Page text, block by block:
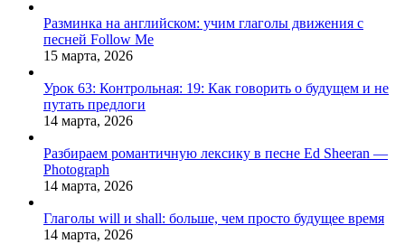
Разминка на английском: учим глаголы движения с
песней Follow Me
15 марта, 2026
Урок 63: Контрольная: 19: Как говорить о будущем и не
путать предлоги
14 марта, 2026
Разбираем романтичную лексику в песне Ed Sheeran —
Photograph
14 марта, 2026
Глаголы will и shall: больше, чем просто будущее время
14 марта, 2026